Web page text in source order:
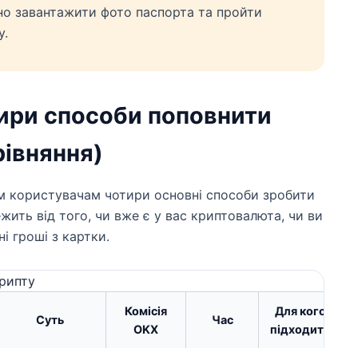
завантажити фото паспорта та пройти
способи поповнити
користувачам чотири основні способи зробити
від того, чи вже є у вас криптовалюта, чи ви
гроші з картки.
Суть
Комісія
OKX
Час
Для кого
підходить